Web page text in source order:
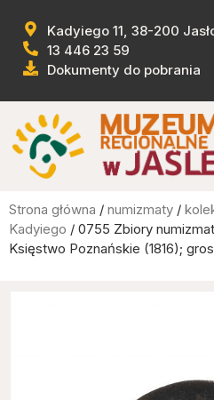
Kadyiego 11, 38-200
13 446 23 59
Dokumenty do pobrania
Strona główna / numizmaty /
Kadyiego / 0755 Zbiory
Księstwo Poznańskie (1816);